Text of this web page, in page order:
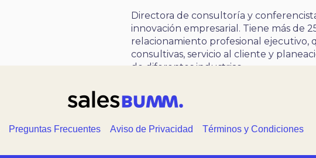
Directora de consultoría y
innovación empresarial. Tiene más de
relacionamiento profesional ejecutivo,
consultivas, servicio al cliente y
de diferentes industrias.
Preguntas Frecuentes Aviso de Privacidad Términos y Condiciones